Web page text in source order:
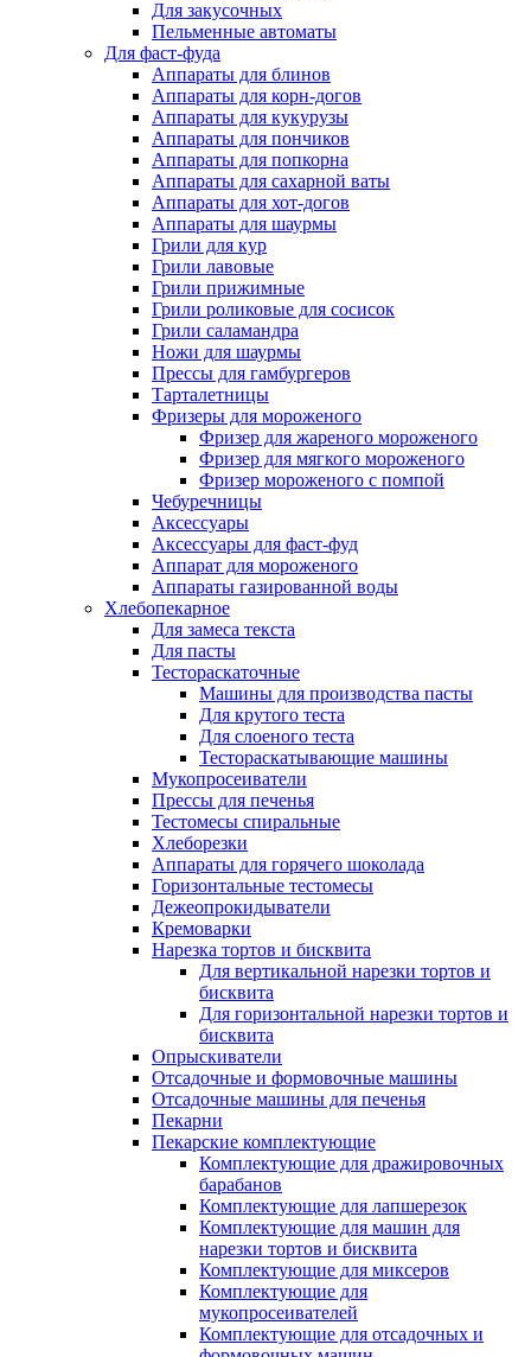
Для закусочных
Пельменные автоматы
Для фаст-фуда
Аппараты для блинов
Аппараты для корн-догов
Аппараты для кукурузы
Аппараты для пончиков
Аппараты для попкорна
Аппараты для сахарной ваты
Аппараты для хот-догов
Аппараты для шаурмы
Грили для кур
Грили лавовые
Грили прижимные
Грили роликовые для сосисок
Грили саламандра
Ножи для шаурмы
Прессы для гамбургеров
Тарталетницы
Фризеры для мороженого
Фризер для жареного мороженого
Фризер для мягкого мороженого
Фризер мороженого с помпой
Чебуречницы
Аксессуары
Аксессуары для фаст-фуд
Аппарат для мороженого
Аппараты газированной воды
Хлебопекарное
Для замеса текста
Для пасты
Тестораскаточные
Машины для производства пасты
Для крутого теста
Для слоеного теста
Тестораскатывающие машины
Мукопросеиватели
Прессы для печенья
Тестомесы спиральные
Хлеборезки
Аппараты для горячего шоколада
Горизонтальные тестомесы
Дежеопрокидыватели
Кремоварки
Нарезка тортов и бисквита
Для вертикальной нарезки тортов и
бисквита
Для горизонтальной нарезки тортов и
бисквита
Опрыскиватели
Отсадочные и формовочные машины
Отсадочные машины для печенья
Пекарни
Пекарские комплектующие
Комплектующие для дражировочных
барабанов
Комплектующие для лапшерезок
Комплектующие для машин для
нарезки тортов и бисквита
Комплектующие для миксеров
Комплектующие для
мукопросеивателей
Комплектующие для отсадочных и